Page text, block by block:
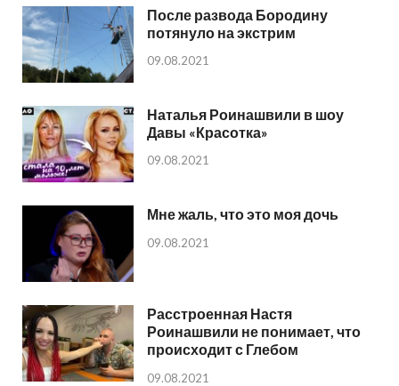
После развода Бородину
потянуло на экстрим
09.08.2021
Наталья Роинашвили в шоу
Давы «Красотка»
09.08.2021
Мне жаль, что это моя дочь
09.08.2021
Расстроенная Настя
Роинашвили не понимает, что
происходит с Глебом
09.08.2021